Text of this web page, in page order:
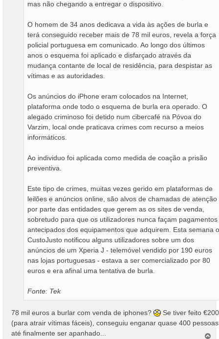
mas não chegando a entregar o dispositivo.
O homem de 34 anos dedicava a vida às ações de burla e
terá conseguido receber mais de 78 mil euros, revela a força
policial portuguesa em comunicado. Ao longo dos últimos
anos o esquema foi aplicado e disfarçado através da
mudança contante de local de residência, para despistar as
vítimas e as autoridades.
Os anúncios do iPhone eram colocados na Internet,
plataforma onde todo o esquema de burla era operado. O
alegado criminoso foi detido num cibercafé na Póvoa do
Varzim, local onde praticava crimes com recurso a meios
informáticos.
Ao individuo foi aplicada como medida de coação a prisão
preventiva.
Este tipo de crimes, muitas vezes gerido em plataformas de
leilões e anúncios online, são alvos de chamadas de atenção
por parte das entidades que gerem as os sites de venda,
sobretudo para que os utilizadores nunca façam pagamentos
antecipados dos equipamentos que adquirem. Esta semana o
CustoJusto notificou alguns utilizadores sobre um dos
anúncios de um Xperia J - telemóvel vendido por 190 euros
nas lojas portuguesas - estava a ser comercializado por 80
euros e era afinal uma tentativa de burla.
Fonte: Tek
78 mil euros a burlar com venda de iphones?
Se tiver feito €200
(para atrair vítimas fáceis), conseguiu enganar quase 400 pessoas
até finalmente ser apanhado...